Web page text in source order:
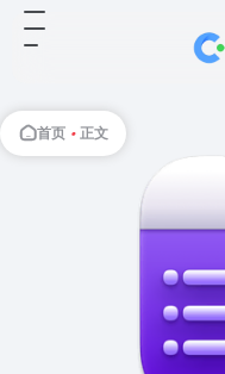
首页 • 正文